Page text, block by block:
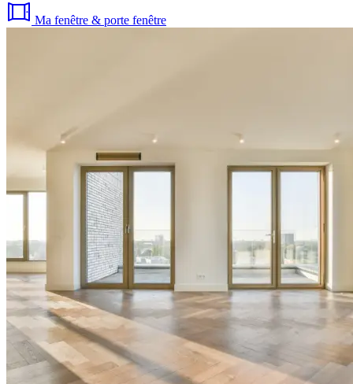
Ma fenêtre & porte fenêtre